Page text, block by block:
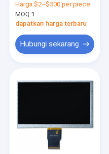
Panel LCD Industri
500 Nits
Harga:$2~$500 per piece
MOQ:1
dapatkan harga terbaru
Hubungi sekarang